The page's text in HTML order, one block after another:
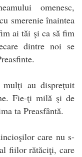
omenesc,
smerenie înaintea
ai tăi şi ca să fim
dintre noi se
au dispreţuit
Fie-ţi milă şi de
ta Preasfântă.
care nu s-
fiilor rătăciţi, care